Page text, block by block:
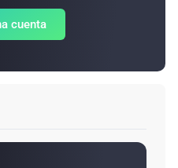
cuenta